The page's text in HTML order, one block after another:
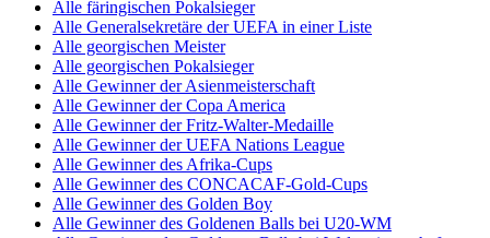
Alle färingischen Pokalsieger
Alle Generalsekretäre der UEFA in einer Liste
Alle georgischen Meister
Alle georgischen Pokalsieger
Alle Gewinner der Asienmeisterschaft
Alle Gewinner der Copa America
Alle Gewinner der Fritz-Walter-Medaille
Alle Gewinner der UEFA Nations League
Alle Gewinner des Afrika-Cups
Alle Gewinner des CONCACAF-Gold-Cups
Alle Gewinner des Golden Boy
Alle Gewinner des Goldenen Balls bei U20-WM